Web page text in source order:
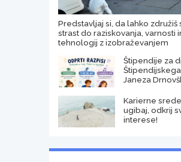
Predstavljaj si, da lahko združiš
strast do raziskovanja, varnosti
tehnologij z izobraževanjem
Štipendije za
Janeza
Karierne
ugibaj, odkrij
interese!